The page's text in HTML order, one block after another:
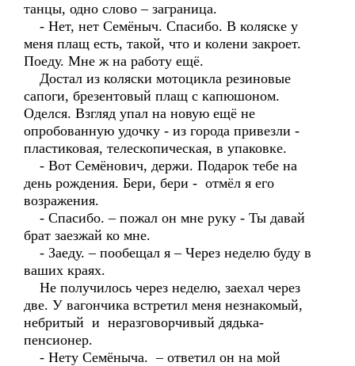
танцы, одно слово – заграница.
- Нет, нет Семёныч. Спасибо. В коляске у
меня плащ есть, такой, что и колени закроет.
Поеду. Мне ж на работу ещё.
Достал из коляски мотоцикла резиновые
сапоги, брезентовый плащ с капюшоном.
Оделся. Взгляд упал на новую ещё не
опробованную удочку - из города привезли -
пластиковая, телескопическая, в упаковке.
- Вот Семёнович, держи. Подарок тебе на
день рождения. Бери, бери - отмёл я его
возражения.
- Спасибо. – пожал он мне руку - Ты давай
брат заезжай ко мне.
- Заеду. – пообещал я – Через неделю буду в
ваших краях.
Не получилось через неделю, заехал через
две. У вагончика встретил меня незнакомый,
небритый и неразговорчивый дядька-
пенсионер.
- Нету Семёныча. – ответил он на мой